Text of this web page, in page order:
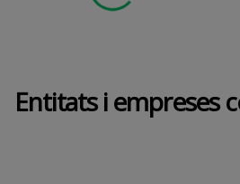
Entitats i empreses